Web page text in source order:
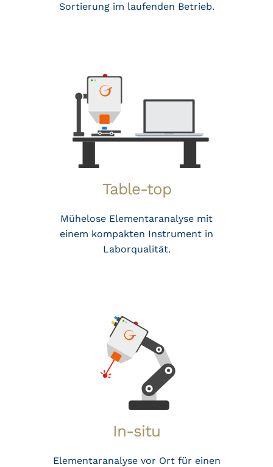
Sortierung im laufenden Betrieb.
Table-top
Mühelose Elementaranalyse mit
einem kompakten Instrument in
Laborqualität.
In-situ
Elementaranalyse vor Ort für einen